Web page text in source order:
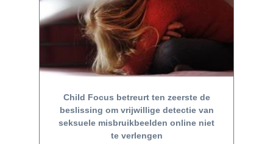
Child Focus betreurt ten zeerste de
beslissing om vrijwillige detectie van
seksuele misbruikbeelden online niet
te verlengen